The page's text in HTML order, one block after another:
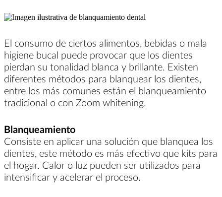
El consumo de ciertos alimentos, bebidas o mala
higiene bucal puede provocar que los dientes
pierdan su tonalidad blanca y brillante. Existen
diferentes métodos para blanquear los dientes,
entre los más comunes están el blanqueamiento
tradicional o con Zoom whitening.
Blanqueamiento
Consiste en aplicar una solución que blanquea los
dientes, este método es más efectivo que kits para
el hogar. Calor o luz pueden ser utilizados para
intensificar y acelerar el proceso.